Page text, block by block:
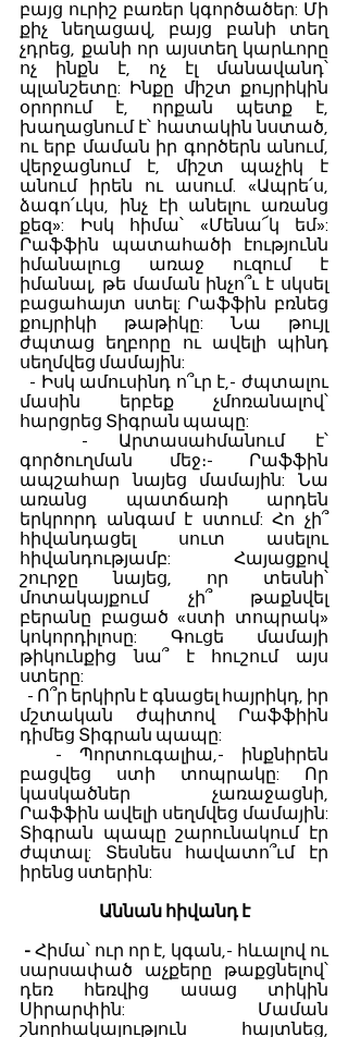
բայց ուրիշ բառեր կգործածեր: Մի
քիչ նեղացավ, բայց բանի տեղ
չդրեց, քանի որ այստեղ կարևորը
ոչ ինքն է, ոչ էլ մանավանդ՝
պլանշետը: Ինքը միշտ քույրիկին
օրորում է, որքան պետք է,
խաղացնում է՝ հատակին նստած,
ու երբ մաման իր գործերն անում,
վերջացնում է, միշտ պաչիկ է
անում իրեն ու ասում. «Ապրե՛ս,
ձագո՛ւկս, ինչ էի անելու առանց
քեզ»: Իսկ հիմա՝ «Մենա՜կ եմ»:
Րաֆֆին պատահածի էությունն
իմանալուց առաջ ուզում է
իմանալ, թե մաման ինչո՞ւ է սկսել
բացահայտ ստել: Րաֆֆին բռնեց
քույրիկի թաթիկը: Նա թույլ
ժպտաց եղբորը ու ավելի պինդ
սեղմվեց մամային:
մասին երբեք չմոռանալով՝
հարցրեց Տիգրան պապը:
գործուղման մեջ։- Րաֆֆին
ապշահար նայեց մամային: Նա
առանց պատճառի արդեն
երկրորդ անգամ է ստում: Հո չի՞
հիվանդացել սուտ ասելու
հիվանդությամբ: Հայացքով
շուրջը նայեց, որ տեսնի՝
մոտակայքում չի՞ թաքնվել
բերանը բացած «ստի տոպրակ»
կոկորդիլոսը: Գուցե մամայի
թիկունքից նա՞ է հուշում այս
ստերը:
մշտական ժպիտով Րաֆֆիին
դիմեց Տիգրան պապը:
բացվեց ստի տոպրակը: Որ
կասկածներ չառաջացնի,
Րաֆֆին ավելի սեղմվեց մամային:
Տիգրան պապը շարունակում էր
ժպտալ: Տեսնես հավատո՞ւմ էր
իրենց ստերին:
Աննան հիվանդ է
- Հիմա՝ ուր որ է, կգան,- հևալով ու
սարսափած աչքերը թաքցնելով՝
դեռ հեռվից ասաց տիկին
Սիրարփին: Մաման
շնորհակալություն հայտնեց,